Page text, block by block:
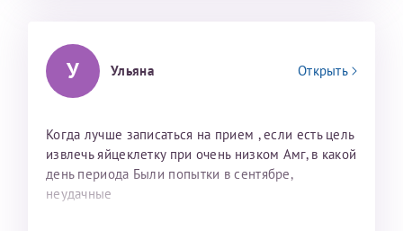
У Ульяна Открыть
Когда лучше записаться на прием , если есть цель
извлечь яйцеклетку при очень низком Амг, в какой
день периода Были попытки в сентябре,
неудачные